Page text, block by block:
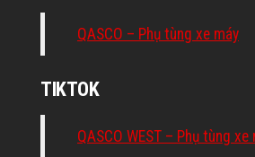
QASCO – Phụ tùng xe máy
TIKTOK
QASCO WEST – Phụ tùng